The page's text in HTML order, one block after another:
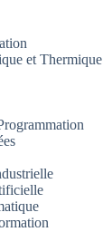
et Thermique